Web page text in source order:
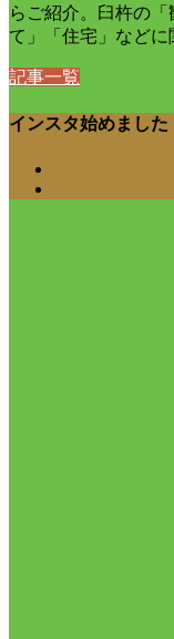
らご紹介。臼杵の
て」「住宅」などに
記事一覧
インスタ始めました